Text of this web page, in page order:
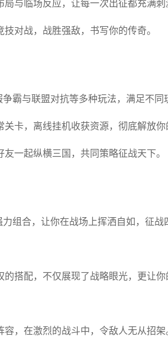
与临场反应，让每一次出征都充满刺
对战，战胜强敌，书写你的传奇。
霸与联盟对抗等多种玩法，满足不同
卡，离线挂机收获资源，彻底解放你
一起纵横三国，共同策略征战天下。
组合，让你在战场上挥洒自如，征战
搭配，不仅展现了战略眼光，更让你
，在激烈的战斗中，令敌人无从招架